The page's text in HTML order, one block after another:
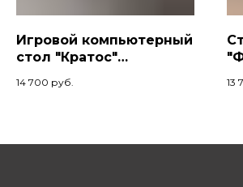
Игровой компьютерный
стол "Кратос"
Черный
14 700 руб. 13